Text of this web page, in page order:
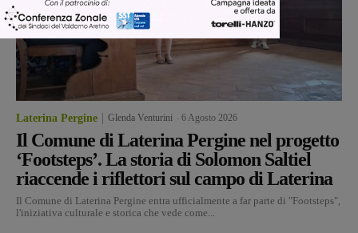
Laterina Pergine Glenda Venturini 6 Agosto 2026
Il Comune di Laterina Pergine nel progetto
‘Footsteps’. La storia di Solomon Saltiel
riaccende i riflettori sul campo di Laterina
Il Comune di Laterina Pergine entra ufficialmente a far parte di "Footsteps",
l'iniziativa culturale e storica che vede come...